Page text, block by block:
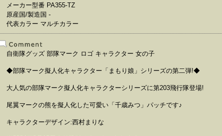
メーカー型番 PA355-TZ
原産国/製造国 -
代表カラー マルチカラー
自衛隊グッズ 部隊マーク ロゴ キャラクター 女の子
◆部隊マーク擬人化キャラクター「まもり娘」シリーズの第二弾!◆
大人気の部隊マーク擬人化キャラクターシリーズに第203飛行隊登場!
尾翼マークの熊を擬人化した可愛い「千歳みつ」パッチです♪
キャラクターデザイン:西村まりな